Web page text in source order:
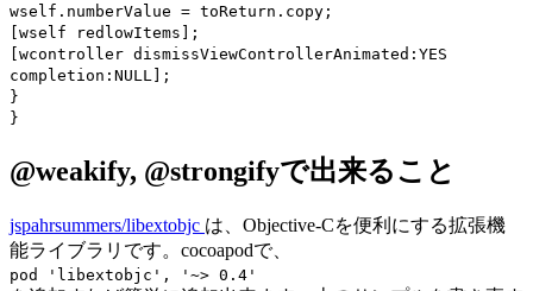
wself.numberValue = toReturn.copy;
[wself redlowItems];
[wcontroller dismissViewControllerAnimated:YES
completion:NULL];
}
}
@weakify, @strongifyで出来ること
jspahrsummers/libextobjc は、Objective-Cを便利にする拡張機
能ライブラリです。cocoapodで、
pod 'libextobjc', '~> 0.4'